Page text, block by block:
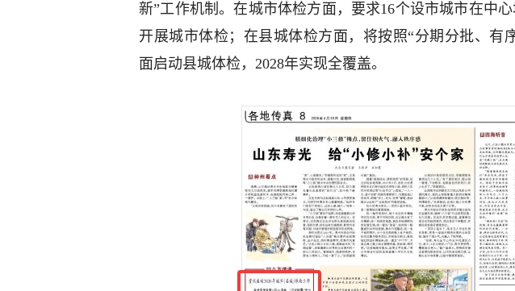
新”工作机制。在城市体检方面，要求16个设市城市在中
开展城市体检；在县城体检方面，将按照“分期分批、有
面启动县城体检，2028年实现全覆盖。